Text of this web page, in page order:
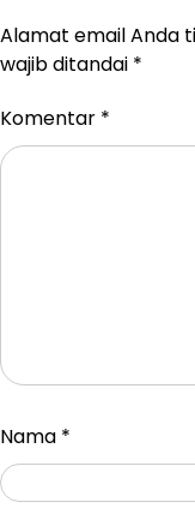
Alamat email Anda
wajib ditandai *
Komentar *
Nama *